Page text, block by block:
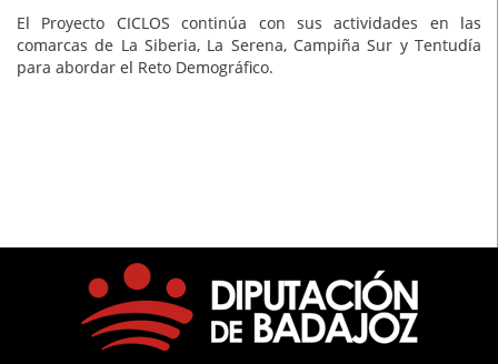
El Proyecto CICLOS continúa con sus actividades en las
comarcas de La Siberia, La Serena, Campiña Sur y Tentudía
para abordar el Reto Demográfico.